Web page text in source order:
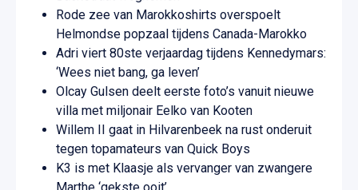
Rode zee van Marokkoshirts overspoelt
Helmondse popzaal tijdens Canada-Marokko
Adri viert 80ste verjaardag tijdens Kennedymars:
‘Wees niet bang, ga leven’
Olcay Gulsen deelt eerste foto’s vanuit nieuwe
villa met miljonair Eelko van Kooten
Willem II gaat in Hilvarenbeek na rust onderuit
tegen topamateurs van Quick Boys
K3 is met Klaasje als vervanger van zwangere